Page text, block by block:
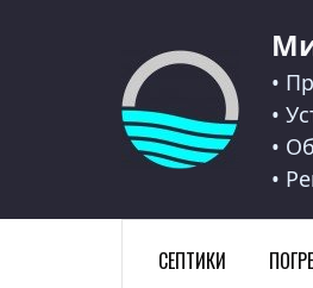
Мир септиков logo
•
•
•
•
СЕПТИКИ